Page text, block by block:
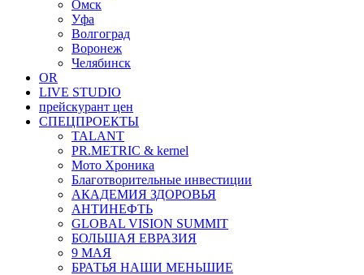
Омск
Уфа
Волгоград
Воронеж
Челябинск
OR
LIVE STUDIO
прейскурант цен
СПЕЦПРОЕКТЫ
TALANT
PR.METRIC & kernel
Мото Хроника
Благотворительные инвестиции
АКАДЕМИЯ ЗДОРОВЬЯ
АНТИНЕФТЬ
GLOBAL VISION SUMMIT
БОЛЬШАЯ ЕВРАЗИЯ
9 МАЯ
БРАТЬЯ НАШИ МЕНЬШИЕ